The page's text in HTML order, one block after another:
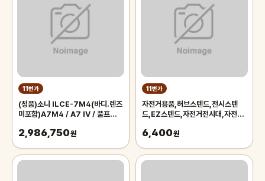
11번가
(정품)소니 ILCE-7M4(바디.렌즈
미포함)A7M4 / A7 IV / 풀프레임
2,986,750원
11번가
자전거용품,허브스텐드,전시스텐
드,EZ스텐드,자전거전시대,자전거
6,400원